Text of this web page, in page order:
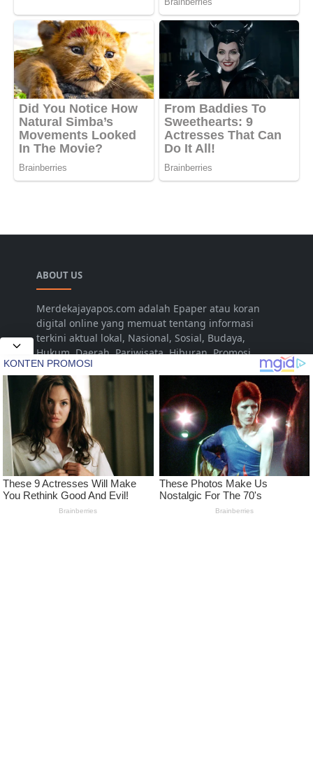
ABOUT US
Merdekajayapos.com adalah Epaper atau koran
digital online yang memuat tentang informasi
terkini aktual lokal, Nasional, Sosial, Budaya,
Hukum, Daerah, Pariwisata, Hiburan, Promosi,
Pertanian, Livestyle, Video, Musik yang disajikan
untuk dan dari Kota Jepara Indonesia. Namun
seiring dengan berjalannya waktu dalam
pengembangan, diharapkan dapat menjangkau
hingga pada tingkat Nasional
LEARN MORE
Pedoman Media Siber